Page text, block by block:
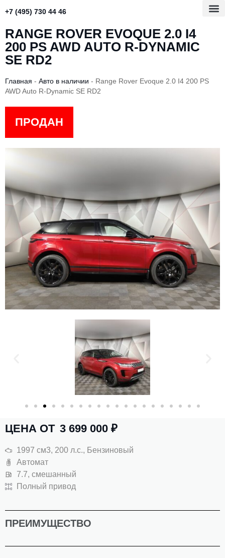
+7 (495) 730 44 46
RANGE ROVER EVOQUE 2.0 I4
200 PS AWD AUTO R-DYNAMIC
SE RD2
Главная - Авто в наличии - Range Rover Evoque 2.0 I4 200 PS
AWD Auto R-Dynamic SE RD2
ПРОДАН
ЦЕНА ОТ 3 699 000 ₽
1997 см3, 200 л.с., Бензиновый
Автомат
7.7, смешанный
Полный привод
ПРЕИМУЩЕСТВО